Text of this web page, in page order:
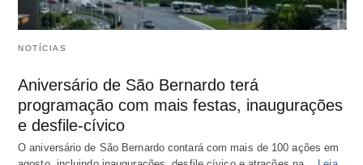
NOTÍCIAS
Aniversário de São Bernardo terá
programação com mais festas, inaugurações
e desfile-cívico
O aniversário de São Bernardo contará com mais de 100 ações em